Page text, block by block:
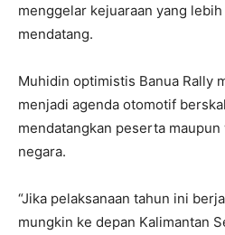
menggelar kejuaraan yang
mendatang.
Muhidin optimistis Banua Rally
menjadi agenda otomotif
mendatangkan peserta
negara.
“Jika pelaksanaan tahun ini
mungkin ke depan Kalimantan